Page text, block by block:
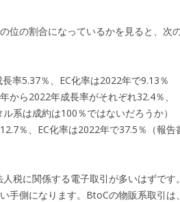
位の割合になっているかを見ると、次
率5.37％、EC化率は2022年で9.13％
から2022年成長率がそれぞれ32.4％、
系は成約は100％ではないだろうか）
％、EC化率は2022年で37.5％（報告
税に関係する電子取引が多いはずです
手側になります。BtoCの物販系取引は